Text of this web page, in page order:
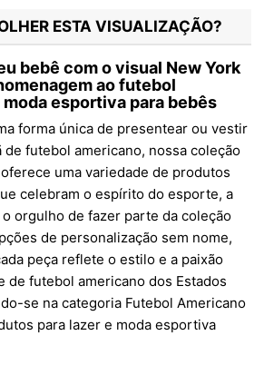
ESTA VISUALIZAÇÃO?
bebê com o visual New York
ao futebol
esportiva para bebês
forma única de presentear ou vestir
de futebol americano, nossa coleção
uma variedade de produtos
celebram o espírito do esporte, a
orgulho de fazer parte da coleção
de personalização sem nome,
peça reflete o estilo e a paixão
de futebol americano dos Estados
se na categoria Futebol Americano
para lazer e moda esportiva